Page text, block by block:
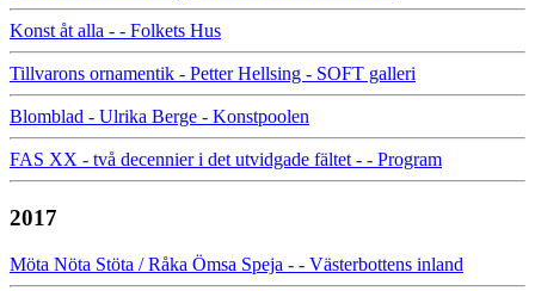
Konst åt alla - - Folkets Hus
Tillvarons ornamentik - Petter Hellsing - SOFT galleri
Blomblad - Ulrika Berge - Konstpoolen
FAS XX - två decennier i det utvidgade fältet - - Program
2017
Möta Nöta Stöta / Råka Ömsa Speja - - Västerbottens inland